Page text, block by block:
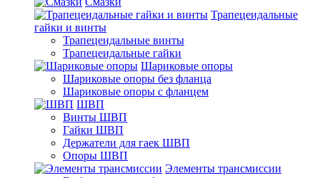
Трапецеидальные
гайки и винты
Трапецеидальные винты
Трапецеидальные гайки
Шариковые опоры
Шариковые опоры без фланца
Шариковые опоры с фланцем
ШВП
Винты ШВП
Гайки ШВП
Держатели для гаек ШВП
Опоры ШВП
Элементы трансмиссии